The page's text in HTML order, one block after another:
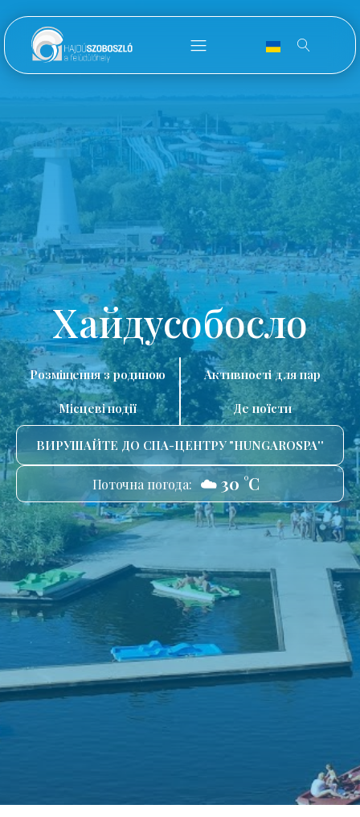
Хайдусобосло
Розміщення з родиною Активності для пар
Місцеві події Де поїсти
ВИРУШАЙТЕ ДО СПА-ЦЕНТРУ "HUNGAROSPA''
Поточна погода: ☁️ 30 °C